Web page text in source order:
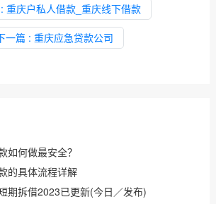
: 重庆户私人借款_重庆线下借款
一篇 : 重庆应急贷款公司
如何做最安全？
的具体流程详解
期拆借2023已更新(今日／发布)